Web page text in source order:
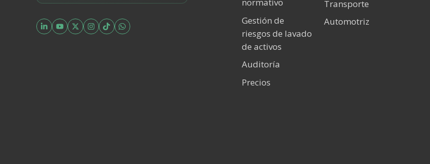
normativo
Gestión de
riesgos de lavado
de activos
Auditoría
Precios
Transporte
Automotriz